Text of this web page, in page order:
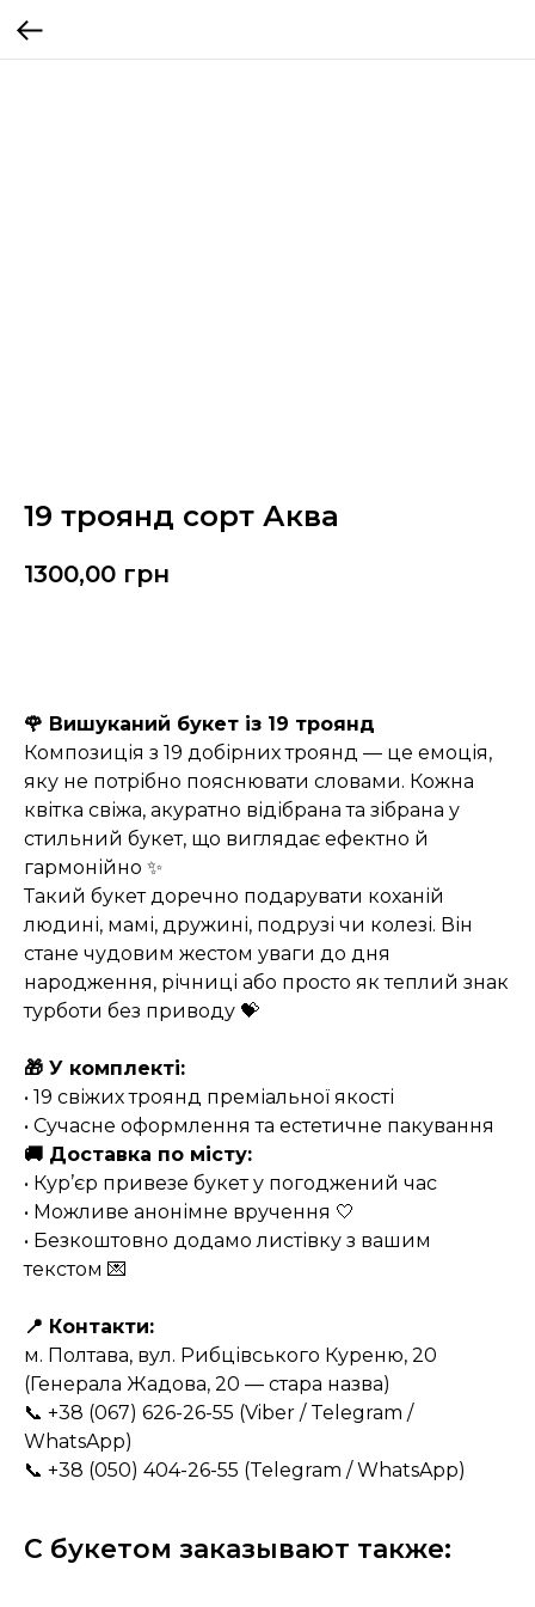
19 троянд сорт Аква
1300,00 грн
🌹 Вишуканий букет із 19 троянд
Композиція з 19 добірних троянд — це емоція,
яку не потрібно пояснювати словами. Кожна
квітка свіжа, акуратно відібрана та зібрана у
стильний букет, що виглядає ефектно й
гармонійно ✨
Такий букет доречно подарувати коханій
людині, мамі, дружині, подрузі чи колезі. Він
стане чудовим жестом уваги до дня
народження, річниці або просто як теплий знак
турботи без приводу 💝
🎁 У комплекті:
• 19 свіжих троянд преміальної якості
• Сучасне оформлення та естетичне пакування
🚚 Доставка по місту:
• Кур’єр привезе букет у погоджений час
• Можливе анонімне вручення 🤍
• Безкоштовно додамо листівку з вашим
текстом 💌
📍 Контакти:
м. Полтава, вул. Рибцівського Куреню, 20
(Генерала Жадова, 20 — стара назва)
📞 +38 (067) 626-26-55 (Viber / Telegram /
WhatsApp)
📞 +38 (050) 404-26-55 (Telegram / WhatsApp)
С букетом заказывают также: